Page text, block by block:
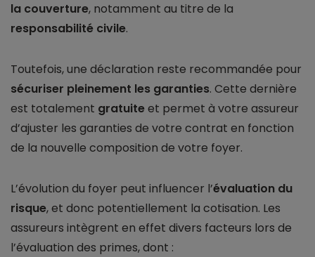
la couverture, notamment au titre de la
responsabilité civile.
Toutefois, une déclaration reste recommandée pour
sécuriser pleinement les garanties. Cette dernière
est totalement gratuiteet permet à votre assureur
d’ajuster les garanties de votre contrat en fonction
de la nouvelle composition de votre foyer.
L’évolution du foyer peut influencer l’évaluation du
risque, et donc potentiellement la cotisation. Les
assureurs intègrent en effet divers facteurs lors de
l’évaluation des primes, dont :